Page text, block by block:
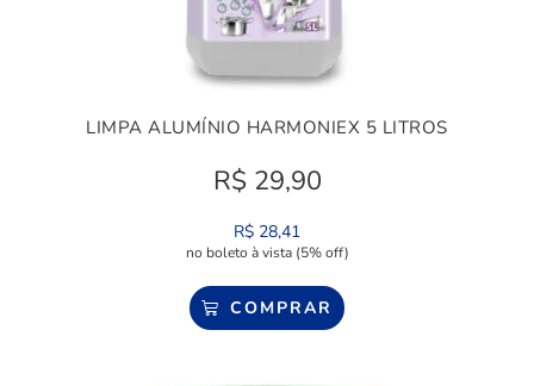
LIMPA ALUMÍNIO HARMONIEX 5 LITROS
R$ 29,90
R$ 28,41
no boleto à vista (5% off)
COMPRAR